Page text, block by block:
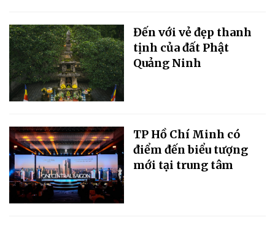
Đến với vẻ đẹp thanh
tịnh của đất Phật
Quảng Ninh
TP Hồ Chí Minh có
điểm đến biểu tượng
mới tại trung tâm